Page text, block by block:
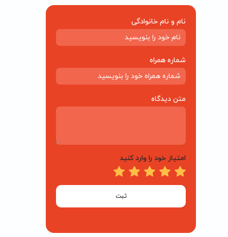
نام و نام خانوادگی
شماره همراه
متن دیدگاه
امتیاز خود را وارد کنید
ثبت